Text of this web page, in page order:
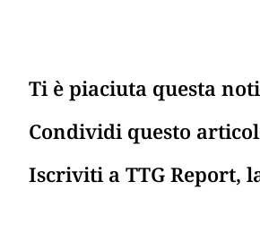
Ti è piaciuta questa
Condividi questo
Iscriviti a TTG Report,